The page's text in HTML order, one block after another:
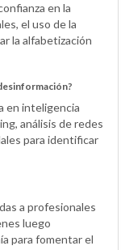
en la
el uso de la
la alfabetización
en inteligencia
análisis de redes
para identificar
a profesionales
luego
para fomentar el